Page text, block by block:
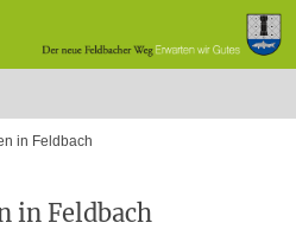
in Feldbach
in Feldbach